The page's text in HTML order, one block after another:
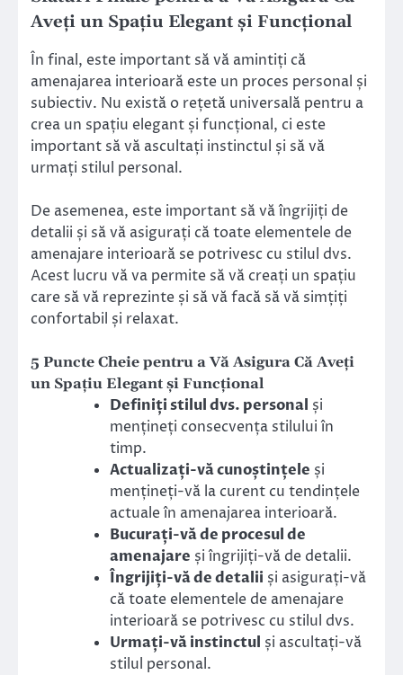
Aveți un Spațiu Elegant și Funcțional
În final, este important să vă amintiți că
amenajarea interioară este un proces personal și
subiectiv. Nu există o rețetă universală pentru a
crea un spațiu elegant și funcțional, ci este
important să vă ascultați instinctul și să vă
urmați stilul personal.
De asemenea, este important să vă îngrijiți de
detalii și să vă asigurați că toate elementele de
amenajare interioară se potrivesc cu stilul dvs.
Acest lucru vă va permite să vă creați un spațiu
care să vă reprezinte și să vă facă să vă simțiți
confortabil și relaxat.
5 Puncte Cheie pentru a Vă Asigura Că Aveți
un Spațiu Elegant și Funcțional
Definiți stilul dvs. personal și
mențineți consecvența stilului în
timp.
Actualizați-vă cunoștințele și
mențineți-vă la curent cu tendințele
actuale în amenajarea interioară.
Bucurați-vă de procesul de
amenajare și îngrijiți-vă de detalii.
Îngrijiți-vă de detalii și asigurați-vă
că toate elementele de amenajare
interioară se potrivesc cu stilul dvs.
Urmați-vă instinctul și ascultați-vă
stilul personal.